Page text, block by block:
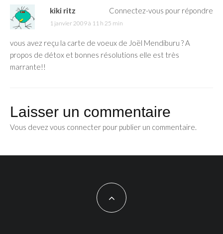
kiki ritz
1 janvier 2009 à 11 h 25 min
vous avez reçu la carte de voeux de Joël Mendiburu ? A
propos de détox et bonnes résolutions elle est très
marrante!!
Connectez-vous pour répondre
Laisser un commentaire
Vous devez vous connecter pour publier un commentaire.